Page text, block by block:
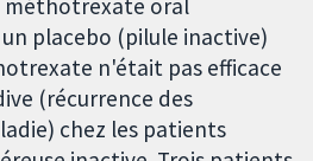
méthotrexate oral
placebo (pilule inactive)
n'était pas efficace
(récurrence des
chez les patients